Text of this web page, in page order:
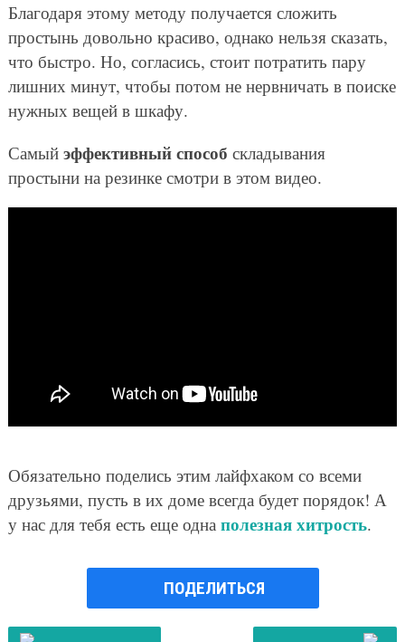
Благодаря этому методу получается сложить
простынь довольно красиво, однако нельзя сказать,
что быстро. Но, согласись, стоит потратить пару
лишних минут, чтобы потом не нервничать в поиске
нужных вещей в шкафу.
Самый эффективный способ складывания
простыни на резинке смотри в этом видео.
Обязательно поделись этим лайфхаком со всеми
друзьями, пусть в их доме всегда будет порядок! А
у нас для тебя есть еще одна полезная хитрость.
ПОДЕЛИТЬСЯ